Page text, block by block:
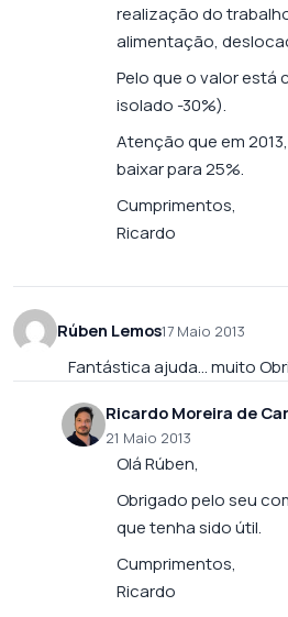
realização do
alimentação,
Pelo que o valor
isolado -30%).
Atenção que em
baixar para 25%.
Cumprimentos,
Ricardo
Rúben Lemos17 Maio 2013
Fantástica ajuda… muito
Ricardo Moreira de
21 Maio 2013
Olá Rúben,
Obrigado pelo seu
que tenha sido útil.
Cumprimentos,
Ricardo